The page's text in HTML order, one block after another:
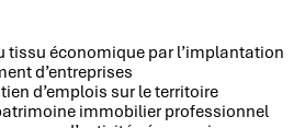
tissu économique par l’implantation
d’entreprises
d’emplois sur le territoire
immobilier professionnel